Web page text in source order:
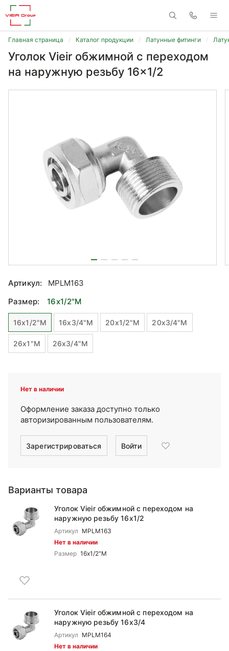
Главная страница Каталог продукции Латунные фитинги
Уголок Vieir обжимной c переходом
на наружную резьбу 16x1/2
Артикул:
MPLM163
Размер:
16x1/2"M
16x1/2"M 16x3/4"M 20x1/2"M 20x3/4"M
26x1"M 26x3/4"M
Нет в наличии
Оформление заказа доступно только
авторизированным пользователям.
Зарегистрироваться Войти
Варианты товара
Уголок Vieir обжимной c переходом на
наружную резьбу 16x1/2
Артикул MPLM163
Нет в наличии
Размер 16x1/2"M
Уголок Vieir обжимной c переходом на
наружную резьбу 16x3/4
Артикул MPLM164
Нет в наличии